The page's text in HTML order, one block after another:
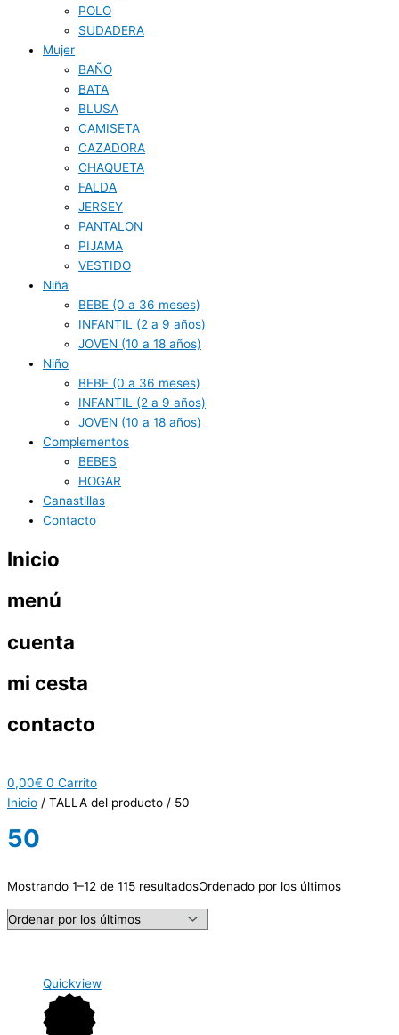
POLO
SUDADERA
Mujer
BAÑO
BATA
BLUSA
CAMISETA
CAZADORA
CHAQUETA
FALDA
JERSEY
PANTALON
PIJAMA
VESTIDO
Niña
BEBE (0 a 36 meses)
INFANTIL (2 a 9 años)
JOVEN (10 a 18 años)
Niño
BEBE (0 a 36 meses)
INFANTIL (2 a 9 años)
JOVEN (10 a 18 años)
Complementos
BEBES
HOGAR
Canastillas
Contacto
Inicio
menú
cuenta
mi cesta
contacto
0,00€ 0 Carrito
Inicio / TALLA del producto / 50
50
Mostrando 1–12 de 115 resultadosOrdenado por los últimos
Quickview